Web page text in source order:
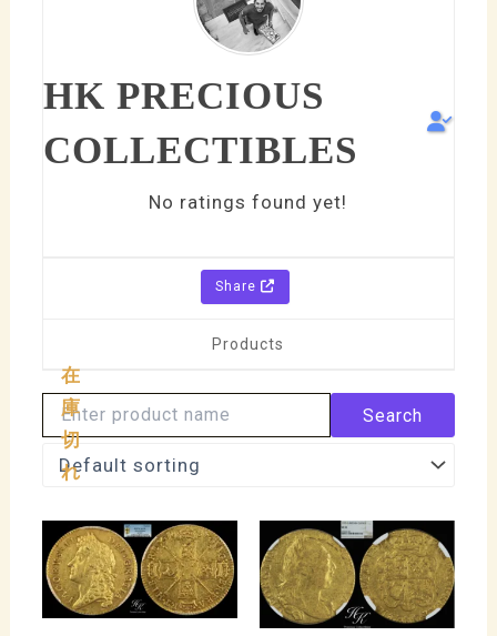
HK PRECIOUS
COLLECTIBLES
No ratings found yet!
Share
Products
在
庫
切
れ